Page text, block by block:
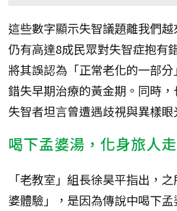
這些數字顯示失智議題離我們越
仍有高達8成民眾對失智症抱有
將其誤認為「正常老化的一部分
錯失早期治療的黃金期。同時
失智者坦言曾遭遇歧視與異樣眼
喝下孟婆湯，化身旅人
「老教室」組長徐昊平指出，
婆體驗」，是因為傳說中喝下